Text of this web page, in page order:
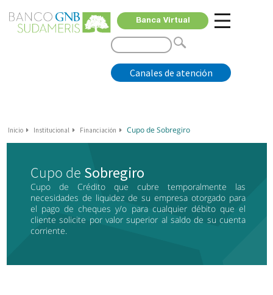
Canales de atención
Banca Virtual
Inicio Institucional Financiación Cupo de Sobregiro
Cupo de Sobregiro
Cupo de Crédito que cubre temporalmente las
necesidades de liquidez de su empresa otorgado para
el pago de cheques y/o para cualquier débito que el
cliente solicite por valor superior al saldo de su cuenta
corriente.